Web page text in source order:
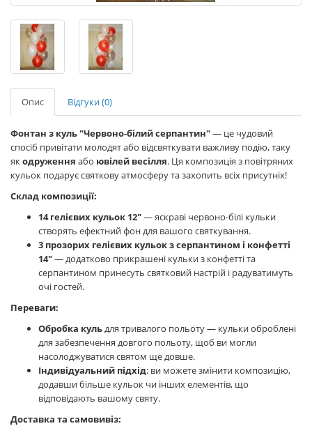
Опис Відгуки (0)
Фонтан з куль "Червоно-білий серпантин"— це чудовий
спосіб привітати молодят або відсвяткувати важливу подію, таку
якодруження або ювілей весілля. Ця композиція з повітряних
кульок подарує святкову атмосферу та захопить всіх присутніх!
Склад композиції:
14 гелієвих кульок 12"— яскраві червоно-білі кульки
створять ефектний фон для вашого святкування.
3 прозорих гелієвих кульок з серпантином і конфетті
14"— додатково прикрашені кульки з конфетті та
серпантином принесуть святковий настрій і радуватимуть
очі гостей.
Переваги:
Обробка кульдля тривалого польоту — кульки оброблені
для забезпечення довгого польоту, щоб ви могли
насолоджуватися святом ще довше.
Індивідуальний підхід: ви можете змінити композицію,
додавши більше кульок чи інших елементів, що
відповідають вашому святу.
Доставка та самовивіз: